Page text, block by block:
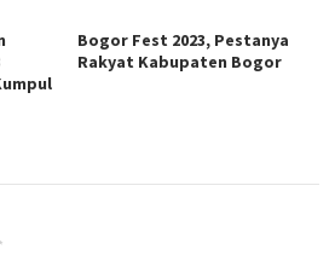
Bogor Fest 2023, Pestanya
Rakyat Kabupaten Bogor
*